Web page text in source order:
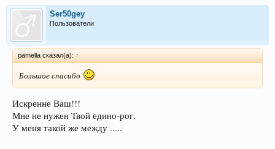
Ser50gey
Пользователи
pamella сказал(а): ↑
Большое спасибо
Искренне Ваш!!!
Мне не нужен Твой едино-рог,
У меня такой же между .....